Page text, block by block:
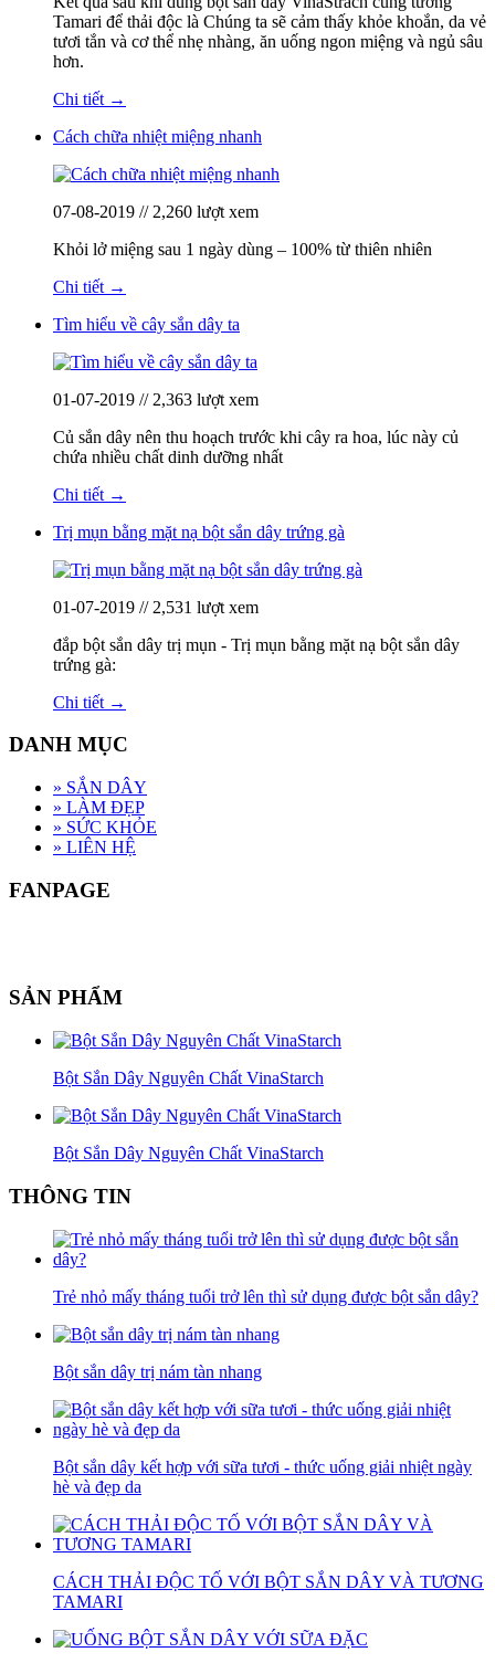
Tamari để thải độc là Chúng ta sẽ cảm thấy khỏe khoắn, da vẻ
tươi tắn và cơ thể nhẹ nhàng, ăn uống ngon miệng và ngủ sâu
hơn.
Chi tiết →
Cách chữa nhiệt miệng nhanh
07-08-2019 // 2,260 lượt xem
Khỏi lở miệng sau 1 ngày dùng – 100% từ thiên nhiên
Chi tiết →
Tìm hiểu về cây sắn dây ta
01-07-2019 // 2,363 lượt xem
Củ sắn dây nên thu hoạch trước khi cây ra hoa, lúc này củ
chứa nhiều chất dinh dưỡng nhất
Chi tiết →
Trị mụn bằng mặt nạ bột sắn dây trứng gà
01-07-2019 // 2,531 lượt xem
đắp bột sắn dây trị mụn - Trị mụn bằng mặt nạ bột sắn dây
trứng gà:
Chi tiết →
DANH MỤC
» SẮN DÂY
» LÀM ĐẸP
» SỨC KHỎE
» LIÊN HỆ
FANPAGE
SẢN PHẨM
Bột Sắn Dây Nguyên Chất VinaStarch
Bột Sắn Dây Nguyên Chất VinaStarch
THÔNG TIN
Trẻ nhỏ mấy tháng tuổi trở lên thì sử dụng được bột sắn dây?
Bột sắn dây trị nám tàn nhang
Bột sắn dây kết hợp với sữa tươi - thức uống giải nhiệt ngày
hè và đẹp da
CÁCH THẢI ĐỘC TỐ VỚI BỘT SẮN DÂY VÀ TƯƠNG
TAMARI